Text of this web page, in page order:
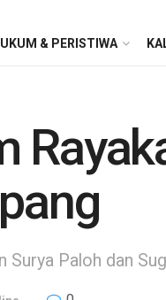
& PERISTIWA
Surya Paloh dan